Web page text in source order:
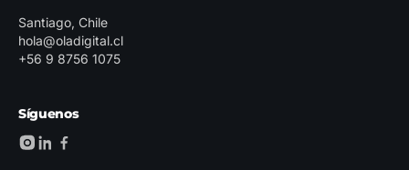
Santiago, Chile
hola@oladigital.cl
+56 9 8756 1075
Síguenos